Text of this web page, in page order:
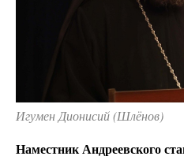
Игумен Дионисий (Шлёнов)
Наместник Андреевского